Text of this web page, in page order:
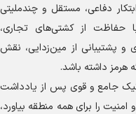
دفاعی، مستقل و چندملیتی
حفاظت از کشتی‌های تجاری،
و پشتیبانی از مین‌زدایی، نقش
هرمز داشته باشد.
جامع و قوی پس از یادداشت
را برای همه منطقه بیاورد،